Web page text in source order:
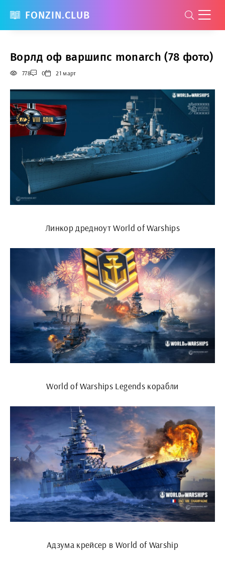
FONZIN.CLUB
Ворлд оф варшипс monarch (78 фото)
778 0 21 март
Линкор дредноут World of Warships
World of Warships Legends корабли
Адзума крейсер в World of Warship